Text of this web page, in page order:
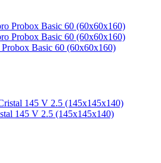
Basic 60 (60х60х160)
145 V 2.5 (145х145х140)